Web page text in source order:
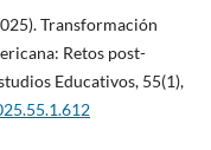
Transformación
Retos post-
Educativos, 55(1),